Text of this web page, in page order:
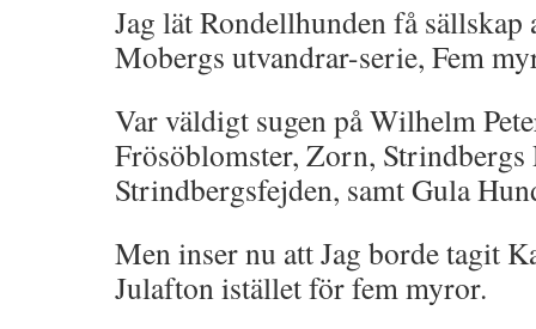
Jag lät Rondellhunden få
Mobergs utvandrar-serie, Fem
Var väldigt sugen på Wilhelm
Frösöblomster, Zorn, Strindbergs
Strindbergsfejden, samt Gula
Men inser nu att Jag borde tagit
Julafton istället för fem myror.